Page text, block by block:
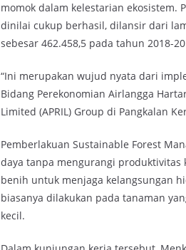
momok dalam kelestarian ekosistem.
dinilai cukup berhasil, dilansir dari
sebesar 462.458,5 pada tahun 2018-
“Ini merupakan wujud nyata dari
Bidang Perekonomian Airlangga
Limited (APRIL) Group di Pangkalan
Pemberlakuan Sustainable Forest
daya tanpa mengurangi
benih untuk menjaga kelangsungan
biasanya dilakukan pada tanaman
kecil.